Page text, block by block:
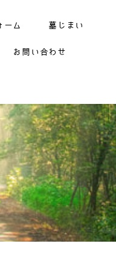
ーム 墓じまい
お問い合わせ